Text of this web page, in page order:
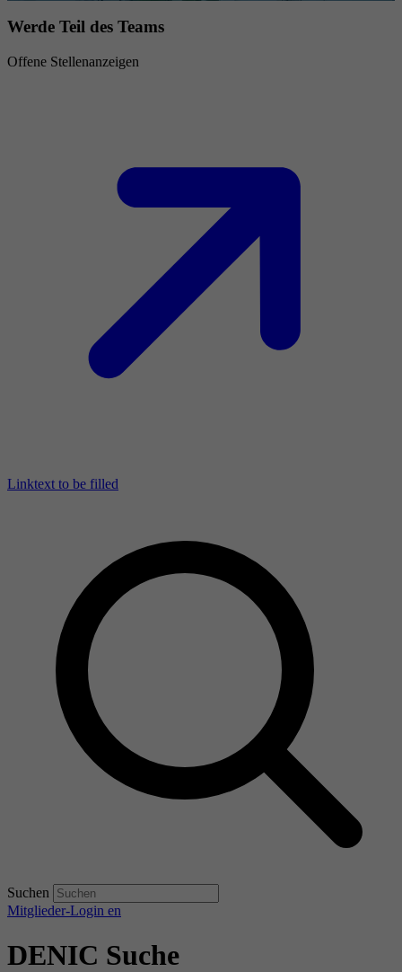
Werde Teil des Teams
Offene Stellenanzeigen
Linktext to be filled
Suchen
Mitglieder-Login en
DENIC Suche